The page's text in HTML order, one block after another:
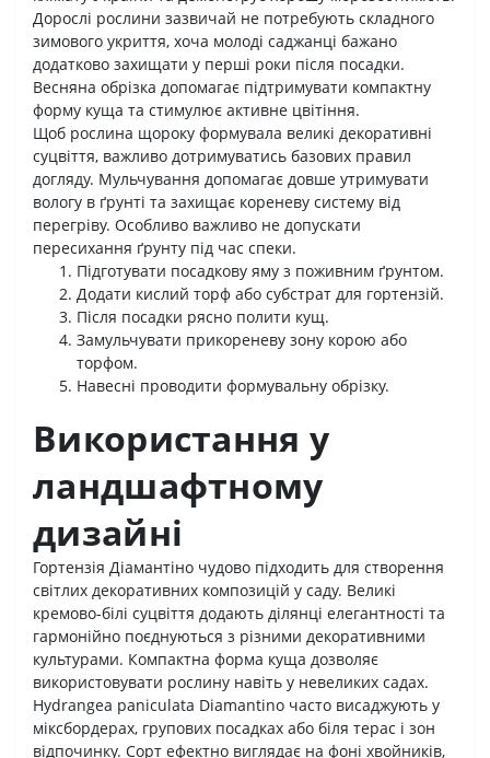
Дорослі рослини зазвичай не потребують складного
зимового укриття, хоча молоді саджанці бажано
додатково захищати у перші роки після посадки.
Весняна обрізка допомагає підтримувати компактну
форму куща та стимулює активне цвітіння.
Щоб рослина щороку формувала великі декоративні
суцвіття, важливо дотримуватись базових правил
догляду. Мульчування допомагає довше утримувати
вологу в ґрунті та захищає кореневу систему від
перегріву. Особливо важливо не допускати
пересихання ґрунту під час спеки.
Підготувати посадкову яму з поживним ґрунтом.
Додати кислий торф або субстрат для гортензій.
Після посадки рясно полити кущ.
Замульчувати прикореневу зону корою або
торфом.
Навесні проводити формувальну обрізку.
Використання у
ландшафтному
дизайні
Гортензія Діамантіно чудово підходить для створення
світлих декоративних композицій у саду. Великі
кремово-білі суцвіття додають ділянці елегантності та
гармонійно поєднуються з різними декоративними
культурами. Компактна форма куща дозволяє
використовувати рослину навіть у невеликих садах.
Hydrangea paniculata Diamantino часто висаджують у
міксбордерах, групових посадках або біля терас і зон
відпочинку. Сорт ефектно виглядає на фоні хвойників,